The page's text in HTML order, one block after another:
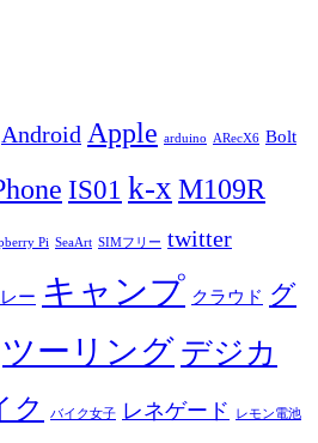
Android Apple arduino ARecX6 Bolt
IS01 k-x M109R
Pi SeaArt SIMフリー twitter
ー キャンプ クラウド グ
ツーリング デジカ
ク バイク女子 レネゲード レモン電池